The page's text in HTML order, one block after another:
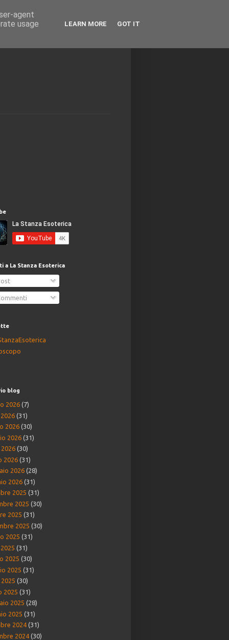
a La Stanza Esoterica
blog
2026 (7)
(31)
2026 (30)
2026 (31)
(30)
2026 (31)
2026 (28)
2026 (31)
2025 (31)
2025 (30)
2025 (31)
2025 (30)
2025 (31)
(31)
2025 (30)
2025 (31)
(30)
2025 (31)
2025 (28)
2025 (31)
2024 (31)
2024 (30)
agent
usage
LEARN MORE GOT IT